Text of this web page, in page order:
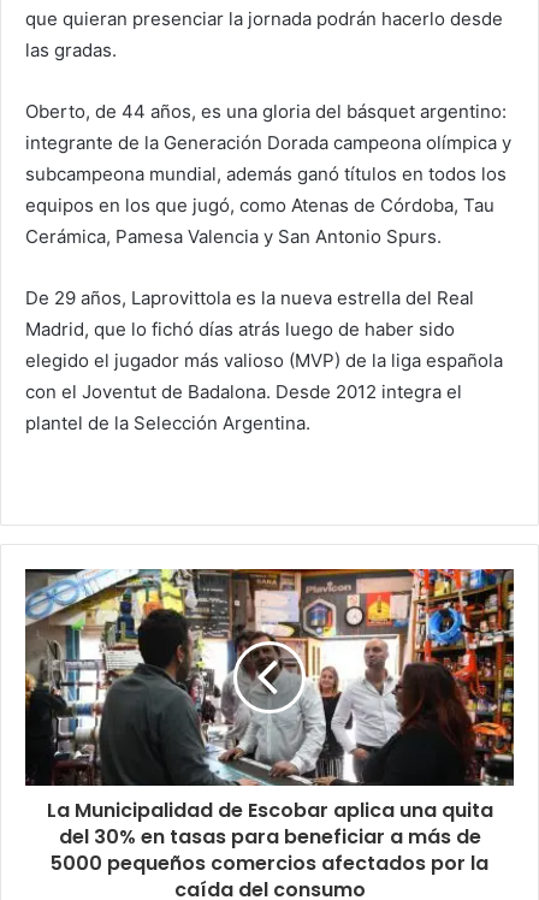
que quieran presenciar la jornada podrán hacerlo desde
las gradas.
Oberto, de 44 años, es una gloria del básquet argentino:
integrante de la Generación Dorada campeona olímpica y
subcampeona mundial, además ganó títulos en todos los
equipos en los que jugó, como Atenas de Córdoba, Tau
Cerámica, Pamesa Valencia y San Antonio Spurs.
De 29 años, Laprovittola es la nueva estrella del Real
Madrid, que lo fichó días atrás luego de haber sido
elegido el jugador más valioso (MVP) de la liga española
con el Joventut de Badalona. Desde 2012 integra el
plantel de la Selección Argentina.
La Municipalidad de Escobar aplica una quita
del 30% en tasas para beneficiar a más de
5000 pequeños comercios afectados por la
caída del consumo